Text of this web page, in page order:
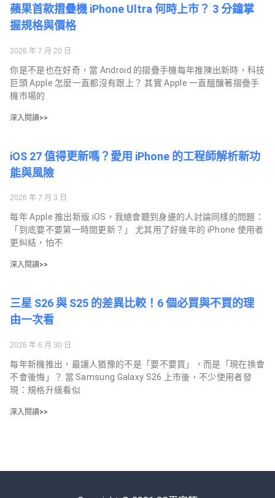
蘋果首款摺疊機 iPhone Ultra 何時上市？ 3 分鐘掌
握規格與價格
2026 年 7 月 20 日
你是不是也在好奇，當 Android 的摺疊手機每年推陳出新時，科技
巨頭 Apple 怎麼一直都沒有跟上？ 其實 Apple 一直醞釀著摺疊手
機市場的
深入閱讀>>
iOS 27 值得更新嗎？愛用 iPhone 的工程師解析新功
能與風險
2026 年 7 月 3 日
每年 Apple 推出新版 iOS，我總會聽到身邊的人討論同樣的問題：
「到底要不要第一時間更新？」 尤其用了好幾年的 iPhone 使用者
更糾結，怕不
深入閱讀>>
三星 S26 與 S25 的差異比較！6 個必買與不買的理
由一次看
2026 年 6 月 30 日
每年新機推出，最讓人猶豫的不是「要不要買」，而是「現在換會
不會後悔」？ 當 Samsung Galaxy S26 上市後，不少使用者發
現：規格升級看似
深入閱讀>>